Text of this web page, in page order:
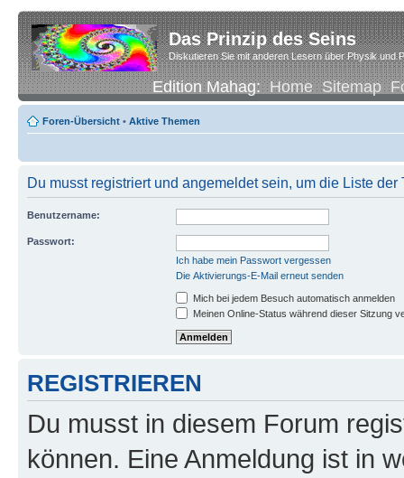
Das Prinzip des Seins
Diskutieren Sie mit anderen Lesern über Physik und
Edition Mahag:Home Sitemap
Foren-Übersicht • Aktive Themen
Du musst registriert und angemeldet sein, um die Liste
Benutzername:
Passwort:
Ich habe mein Passwort vergessen
Die Aktivierungs-E-Mail erneut senden
Mich bei jedem Besuch automatisch anmelden
Meinen Online-Status während dieser Sitzung
REGISTRIEREN
Du musst in diesem Forum
können. Eine Anmeldung ist in